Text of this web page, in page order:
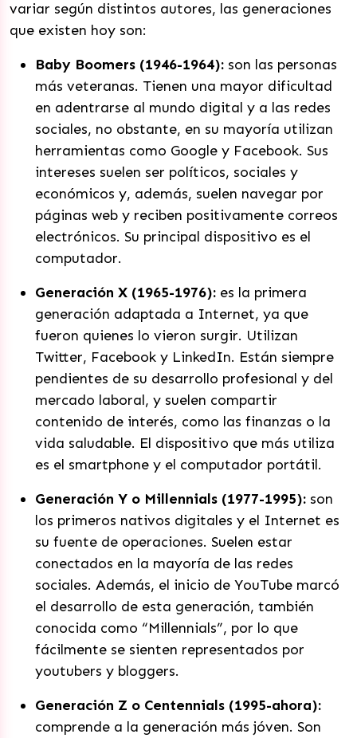
variar según distintos autores, las generaciones
que existen hoy son:
Baby Boomers (1946-1964): son las personas
más veteranas. Tienen una mayor dificultad
en adentrarse al mundo digital y a las redes
sociales, no obstante, en su mayoría utilizan
herramientas como Google y Facebook. Sus
intereses suelen ser políticos, sociales y
económicos y, además, suelen navegar por
páginas web y reciben positivamente correos
electrónicos. Su principal dispositivo es el
computador.
Generación X (1965-1976): es la primera
generación adaptada a Internet, ya que
fueron quienes lo vieron surgir. Utilizan
Twitter, Facebook y LinkedIn. Están siempre
pendientes de su desarrollo profesional y del
mercado laboral, y suelen compartir
contenido de interés, como las finanzas o la
vida saludable. El dispositivo que más utiliza
es el smartphone y el computador portátil.
Generación Y o Millennials (1977-1995): son
los primeros nativos digitales y el Internet es
su fuente de operaciones. Suelen estar
conectados en la mayoría de las redes
sociales. Además, el inicio de YouTube marcó
el desarrollo de esta generación, también
conocida como “Millennials”, por lo que
fácilmente se sienten representados por
youtubers y bloggers.
Generación Z o Centennials (1995-ahora):
comprende a la generación más jóven. Son